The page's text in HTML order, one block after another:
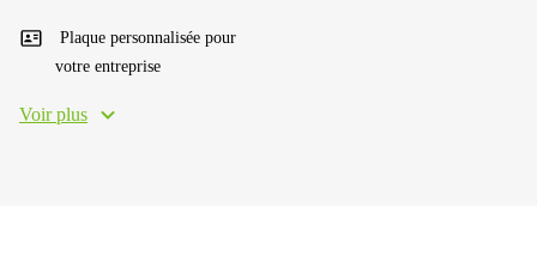
Plaque personnalisée pour
votre entreprise
Voir plus